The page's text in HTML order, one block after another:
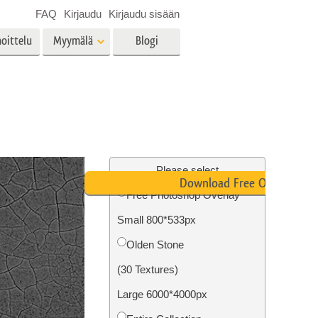
muokkaus
Valokuvan restaurointi
Myymälä
videopeittokuvat
Blogi
FAQ Kirjaudu Kirjaudu sisään
Please select
Free Photoshop Overlay
Small 800*533px
Olden Stone
(30 Textures)
Large 6000*4000px
Download Free Overlay